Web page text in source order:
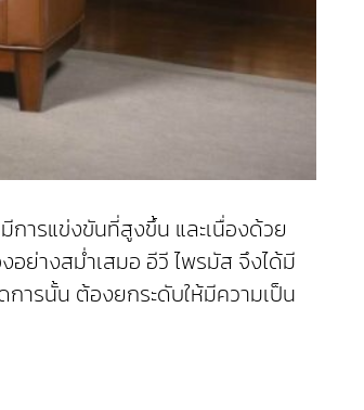
ารแข่งขันที่สูงขึ้น และเนื่องด้วย
ย่างสม่ำเสมอ อีวี ไพรมัส จึงได้มี
ารนั้น ต้องยกระดับให้มีความเป็น